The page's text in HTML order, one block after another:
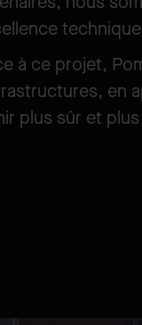
à ce projet,
en
plus sûr et